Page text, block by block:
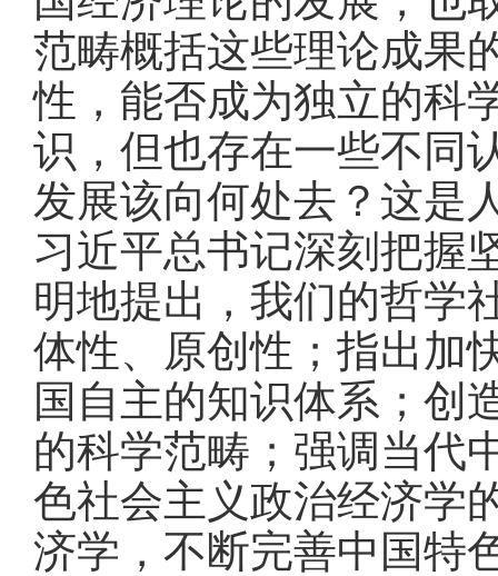
范畴概括这些理论成果
性，能否成为独立的科
识，但也存在一些不同
发展该向何处去？这是
习近平总书记深刻把握
明地提出，我们的哲学
体性、原创性；指出加
国自主的知识体系；创
的科学范畴；强调当代
色社会主义政治经济学
济学，不断完善中国特